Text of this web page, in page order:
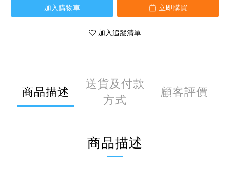
加入購物車 立即購買
加入追蹤清單
商品描述
送貨及付款
方式
顧客評價
商品描述